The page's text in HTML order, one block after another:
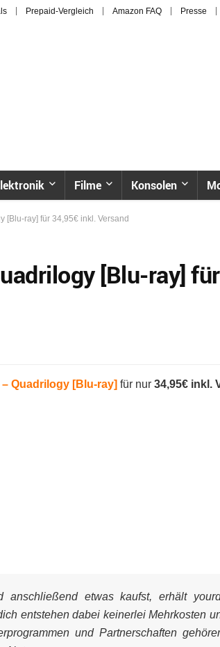
Prepaid-Vergleich Amazon FAQ Presse
Filme Konsolen
[Blu-ray] für 34,95€ inkl. Versand
[Blu-ray]
– Quadrilogy [Blu-ray] für nur 34,95€ inkl.
anschließend etwas kaufst, erhält
entstehen dabei keinerlei Mehrkosten
und Partnerschaften